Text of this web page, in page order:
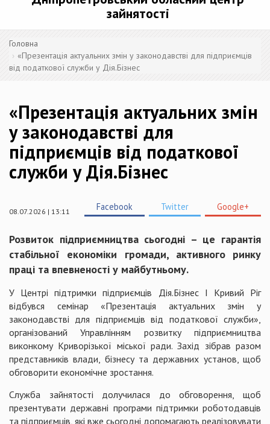
зайнятості
Головна
«Презентація актуальних змін у законодавстві для підприємців
від податкової служби у Дія.Бізнес
«Презентація актуальних змін
у законодавстві для
підприємців від податкової
служби у Дія.Бізнес
08.07.2026 | 13:11 Facebook Twitter Google+
Розвиток підприємництва сьогодні – це гарантія
стабільної економіки громади, активного ринку
праці та впевненості у майбутньому.
У Центрі підтримки підприємців Дія.Бізнес І Кривий Ріг
відбувся семінар «Презентація актуальних змін у
законодавстві для підприємців від податкової служби»,
організований Управлінням розвитку підприємництва
виконкому Криворізької міської ради. Захід зібрав разом
представників влади, бізнесу та державних установ, щоб
обговорити економічне зростання.
Служба зайнятості долучилася до обговорення, щоб
презентувати державні програми підтримки роботодавців
та підприємців, які вже сьогодні допомагають реалізовувати